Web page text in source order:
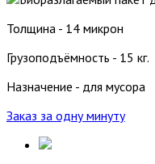
Толщина - 14 микрон
Грузоподъёмность - 15 кг.
Назначение - для мусора
Заказ за одну минуту